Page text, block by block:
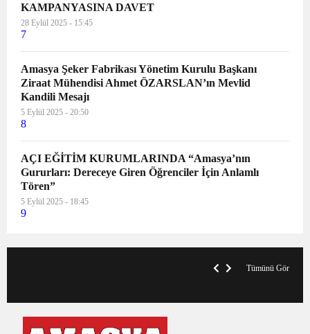
KAMPANYASINA DAVET
28 Eylül 2025 - 15:45
7
Amasya Şeker Fabrikası Yönetim Kurulu Başkanı
Ziraat Mühendisi Ahmet ÖZARSLAN’ın Mevlid
Kandili Mesajı
5 Eylül 2025 - 20:50
8
AÇI EĞİTİM KURUMLARINDA “Amasya’nın
Gururları: Dereceye Giren Öğrenciler İçin Anlamlı
Tören”
5 Eylül 2025 - 18:45
9
Tümünü Gör